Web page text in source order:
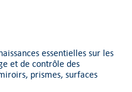
essentielles sur les
et de contrôle des
prismes, surfaces